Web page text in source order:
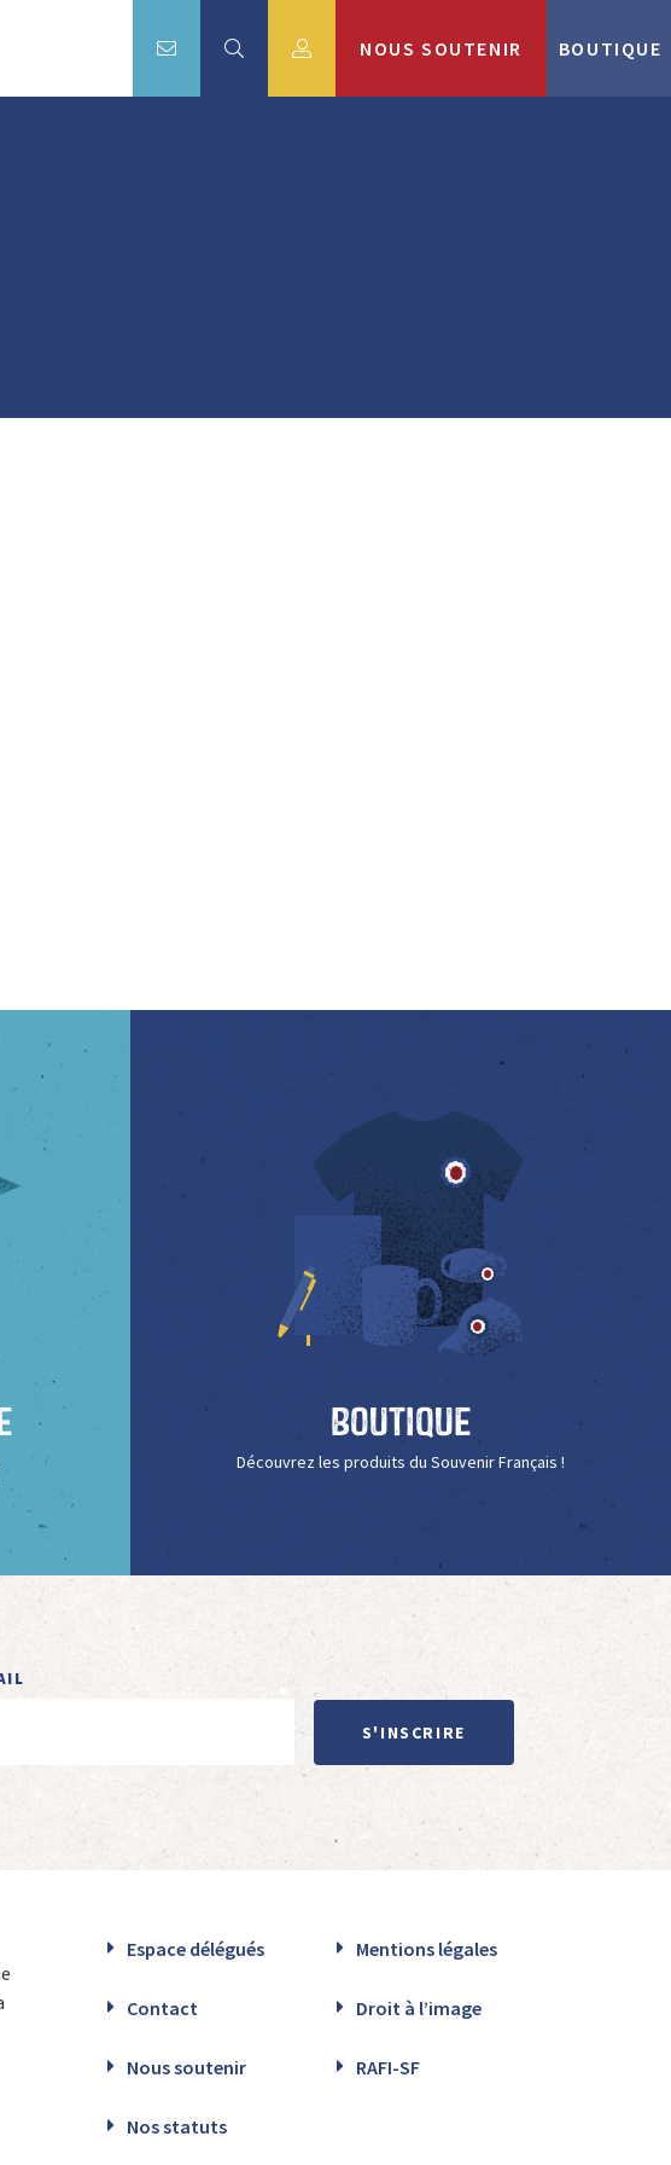
NOUS SOUTENIR BOUTIQUE
Boutique
Découvrez les produits du Souvenir Français !
S'INSCRIRE
Espace délégués Mentions légales
Contact Droit à l’image
Nous soutenir RAFI-SF
Nos statuts